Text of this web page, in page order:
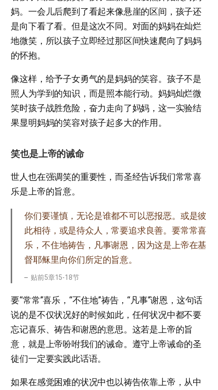
妈。一会儿后爬到了看起来像悬崖的区间，孩子还
是向下看了看。但是这次不同。对面的妈妈在灿烂
地微笑，所以孩子立即经过那区间快速爬向了妈妈
的怀抱。
像这样，给予子女勇气的是妈妈的笑容。孩子不是
照人为学到的知识，而是照本能行动。妈妈灿烂微
笑时孩子战胜危险，奋力走向了妈妈，这一实验结
果显明妈妈的笑容对孩子起多大的作用。
笑也是上帝的诫命
世人也在强调笑的重要性，而圣经告诉我们常常喜
乐是上帝的旨意。
你们要谨慎，无论是谁都不可以恶报恶。或是彼
此相待，或是待众人，常要追求良善。要常常喜
乐，不住地祷告，凡事谢恩，因为这是上帝在基
督耶稣里向你们所定的旨意。
贴前5章15-18节
要“常常”喜乐，“不住地”祷告，“凡事”谢恩，这句话
说的是不仅状况好的时候如此，任何状况中都不要
忘记喜乐、祷告和谢恩的意思。这若是上帝的旨
意，就是上帝吩咐我们的诫命。遵守上帝诫命的圣
徒们一定要实践此话语。
如果在感觉困难的状况中也以祷告依靠上帝，从中